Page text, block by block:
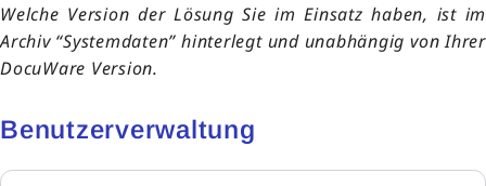
Welche Version der Lösung Sie im Einsatz haben, ist im
Archiv “Systemdaten” hinterlegt und unabhängig von Ihrer
DocuWare Version.
Benutzerverwaltung